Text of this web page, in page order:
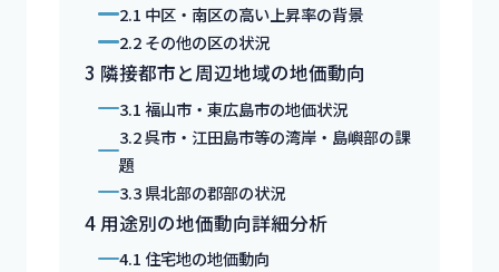
2.1 中区・南区の高い上昇率の背景
2.2その他の区の状況
3 隣接都市と周辺地域の地価動向
3.1福山市・東広島市の地価状況
3.2呉市・江田島市等の湾岸・島嶼部の課
題
3.3県北部の郡部の状況
4用途別の地価動向詳細分析
4.1住宅地の地価動向